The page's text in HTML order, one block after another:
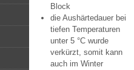
Block
die Aushärtedauer bei
tiefen Temperaturen
unter 5 °C wurde
verkürzt, somit kann
auch im Winter